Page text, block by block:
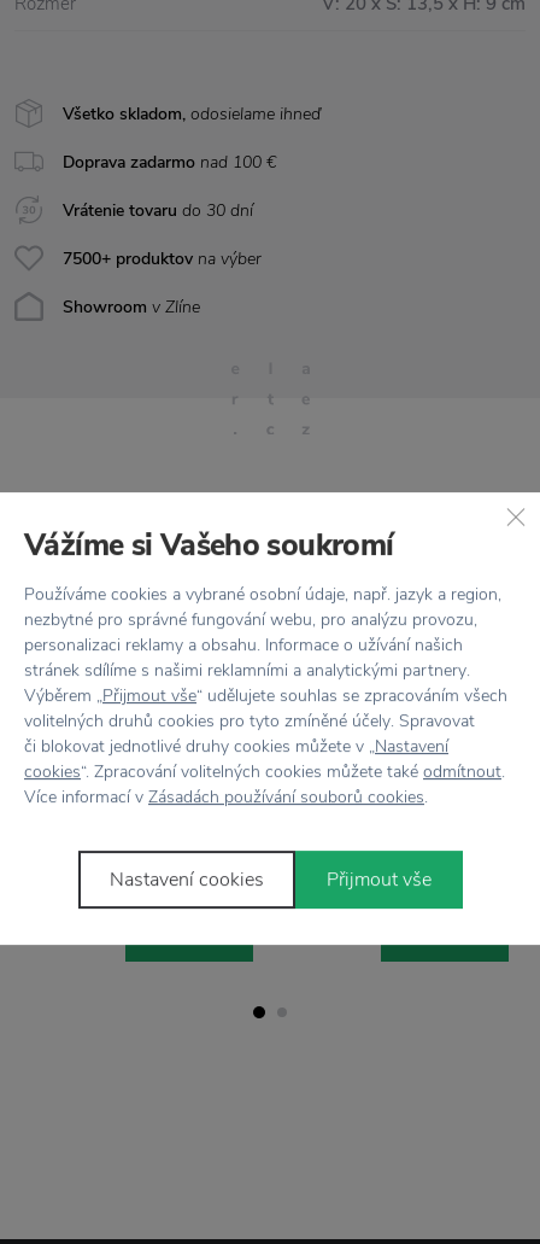
Všetko skladom, odosielame ihneď
Doprava zadarmo nad 100 €
Vrátenie tovaru do 30 dní
7500+ produktov na výber
Showroom v Zlíne
Stojí za pozornosť
−35 %
GARDEN TRADING
Zásobník na krbové drevo Wrought
110,21 € 71,64 €
DOPRAVA ZADARMO
GARDEN TRADING
Krbové náradie so stojanom
152,55 €
Vážíme si Vašeho soukromí
Používáme cookies a vybrané osobní údaje, např. jazyk a region,
nezbytné pro správné fungování webu, pro analýzu provozu,
personalizaci reklamy a obsahu. Informace o užívání našich
stránek sdílíme s našimi reklamními a analytickými partnery.
Výběrem „Přijmout vše“ udělujete souhlas se zpracováním všech
volitelných druhů cookies pro tyto zmíněné účely. Spravovat
či blokovat jednotlivé druhy cookies můžete v „Nastavení
cookies“. Zpracování volitelných cookies můžete také odmítnout.
Více informací v Zásadách používání souborů cookies.
Nastavení cookies Přijmout vše